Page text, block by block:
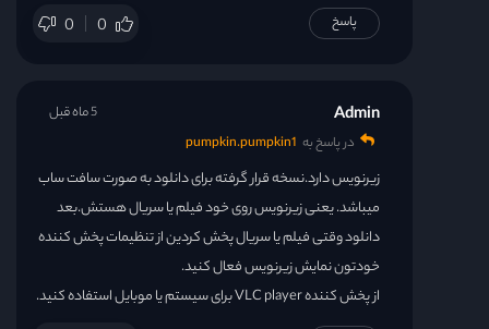
قسمت 37
قسمت 38
0 0 پاسخ
Admin
در پاسخ به pumpkin.pumpkin1
زیرنویس دارد.نسخه قرار گرفته برای دانلود به صورت سافت ساب
میباشد. یعنی زیرنویس روی خود فیلم یا سریال هستش.بعد
دانلود وقتی فیلم یا سریال پخش کردین از تنظیمات پخش کننده
خودتون نمایش زیرنویس فعال کنید.
از پخش کننده VLC player برای سیستم یا موبایل استفاده کنید.
5 ماه قبل